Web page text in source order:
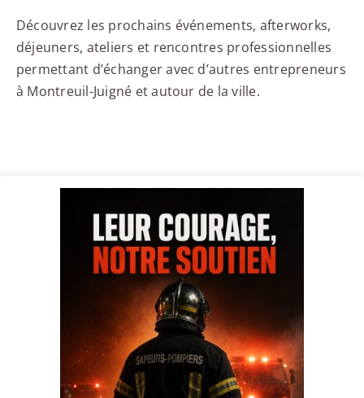
Découvrez les prochains événements, afterworks,
déjeuners, ateliers et rencontres professionnelles
permettant d’échanger avec d’autres entrepreneurs
à Montreuil-Juigné et autour de la ville.